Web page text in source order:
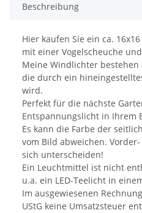
Beschreibung
Hier kaufen Sie ein ca.
mit einer Vogelscheuche
Meine Windlichter bestehen
die durch ein
wird.
Perfekt für die nächste
Entspannungslicht in Ihrem
Es kann die Farbe der
vom Bild abweichen.
sich unterscheiden!
Ein Leuchtmittel ist nicht
u.a. ein LED-Teelicht in
Im ausgewiesenen
UStG keine Umsatzsteuer